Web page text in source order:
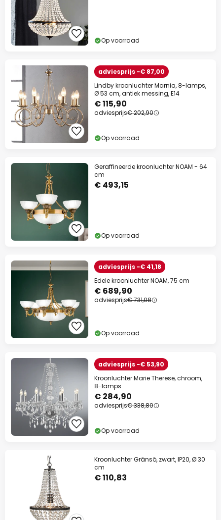
Op voorraad
adviesprijs -€ 87,00
Lindby kroonluchter Marnia, 8-lamps,
Ø 53 cm, antiek messing, E14
€ 115,90
adviesprijs€ 202,90
Op voorraad
Geraffineerde kroonluchter NOAM - 64
cm
€ 493,15
Op voorraad
adviesprijs -€ 41,18
Edele kroonluchter NOAM, 75 cm
€ 689,90
adviesprijs€ 731,08
Op voorraad
adviesprijs -€ 53,90
Kroonluchter Marie Therese, chroom,
8-lamps
€ 284,90
adviesprijs€ 338,80
Op voorraad
Kroonluchter Gränsö, zwart, IP20, Ø 30
cm
€ 110,83